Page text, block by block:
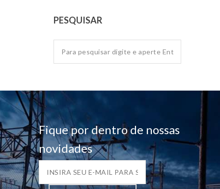
PESQUISAR
Fique por dentro de nossas
novidades